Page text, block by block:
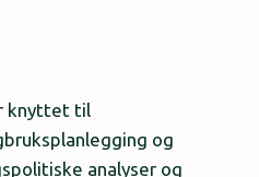
knyttet til
og
analyser og